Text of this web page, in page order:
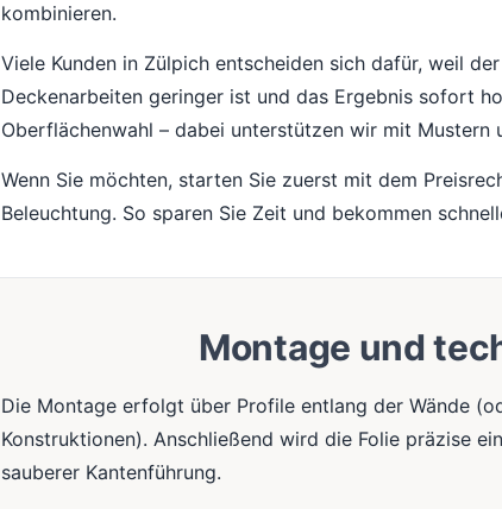
kombinieren.
Viele Kunden in Zülpich entscheiden sich dafür, weil
Deckenarbeiten geringer ist und das Ergebnis sofort
Oberflächenwahl – dabei unterstützen wir mit Mustern
Wenn Sie möchten, starten Sie zuerst mit dem
Beleuchtung. So sparen Sie Zeit und bekommen
Montage und
Die Montage erfolgt über Profile entlang der Wände
Konstruktionen). Anschließend wird die Folie präzise
sauberer Kantenführung.